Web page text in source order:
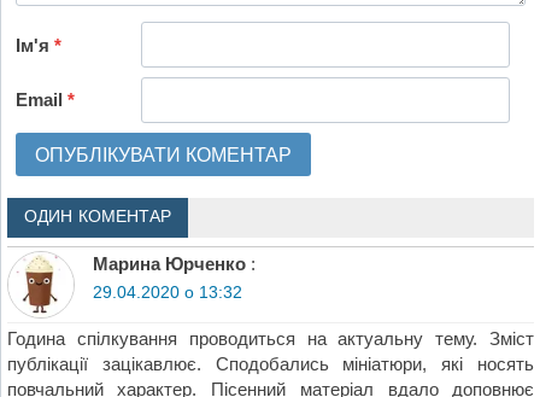
Ім'я*
Email*
ОДИН КОМЕНТАР
Марина Юрченко :
29.04.2020 о 13:32
Година спілкування проводиться на актуальну тему. Зміст
публікації зацікавлює. Сподобались мініатюри, які носять
повчальний характер. Пісенний матеріал вдало доповнює